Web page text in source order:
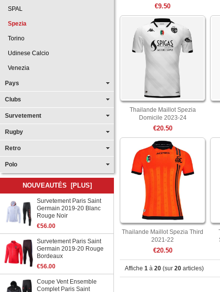
SPAL
Spezia
Torino
Udinese Calcio
Venezia
Pays
Clubs
Survetement
Rugby
Retro
Polo
NOUVEAUTÉS [PLUS]
Survetement Paris Saint
Germain 2019-20 Blanc
Rouge Noir
€56.00
Survetement Paris Saint
Germain 2019-20 Rouge
Bordeaux
€56.00
Coupe Vent Ensemble
Complet Paris Saint
€9.50
Thailande Maillot Spezia
Domicile 2023-24
€20.50
Thailande Maillot Spezia Third
2021-22
€20.50
Affiche 1 à 20 (sur 20 articles)